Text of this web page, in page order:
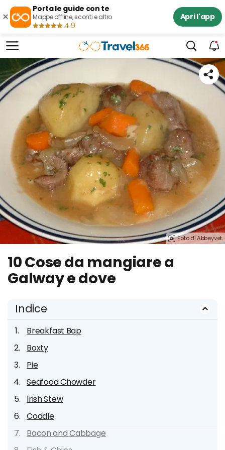
×
Porta le guide con te
Mappe offline, sconti e altro
4.9
Apri l'app
Foto di Abbeyvet.
10 Cose da mangiare a
Galway e dove
Indice
Breakfast Bap
Boxty
Pie
Seafood Chowder
Irish Stew
Coddle
Bacon and Cabbage